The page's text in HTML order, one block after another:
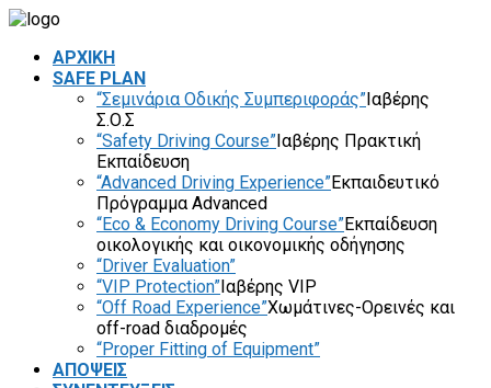
ΑΡΧΙΚΗ
SAFE PLAN
“Σεμινάρια Οδικής Συμπεριφοράς”Ιαβέρης
Σ.Ο.Σ
“Safety Driving Course”Ιαβέρης Πρακτική
Εκπαίδευση
“Advanced Driving Experience”Εκπαιδευτικό
Πρόγραμμα Advanced
“Eco & Economy Driving Course”Εκπαίδευση
οικολογικής και οικονομικής οδήγησης
“Driver Evaluation”
“VIP Protection”Ιαβέρης VIP
“Off Road Experience”Χωμάτινες-Ορεινές και
off-road διαδρομές
“Proper Fitting of Equipment”
ΑΠΟΨΕΙΣ